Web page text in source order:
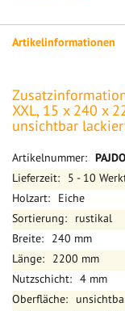
Artikelinformationen
XXL, 15 x 240 x
unsichtbar
Mehr
Informationen5 - 10
Eiche
rustikal
240 mm
2200 mm
4 mm